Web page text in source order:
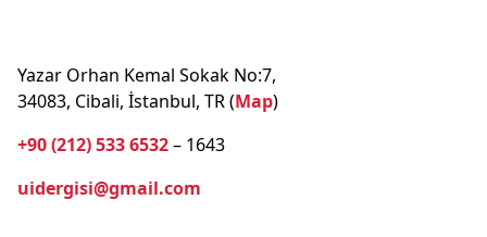
Yazar Orhan Kemal Sokak No:7,
34083, Cibali, İstanbul, TR (Map)
+90 (212) 533 6532– 1643
uidergisi@gmail.com